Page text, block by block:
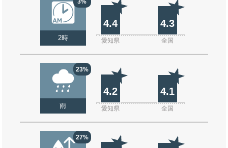
2時
4.4 4.3
愛知県 全国
23%
雨
4.2 4.1
愛知県 全国
27%